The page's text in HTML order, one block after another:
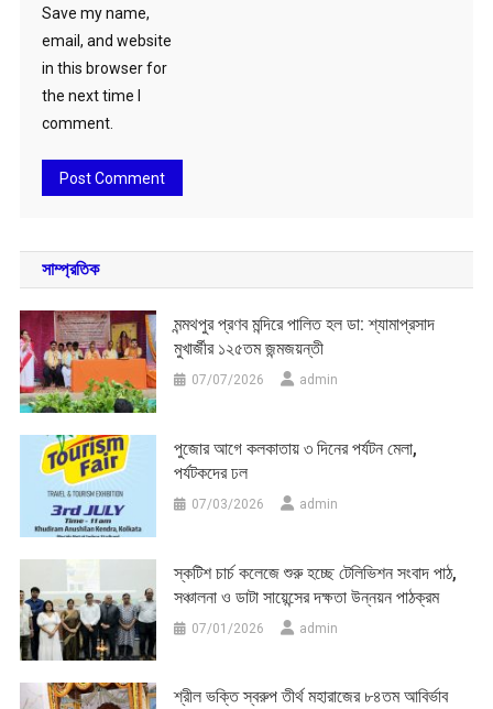
Save my name,
email, and website
in this browser for
the next time I
comment.
সাম্প্রতিক
মন্মথপুর প্রণব মন্দিরে পালিত হল ডা: শ্যামাপ্রসাদ
মুখার্জীর ১২৫তম জন্মজয়ন্তী
07/07/2026 admin
পুজোর আগে কলকাতায় ৩ দিনের পর্যটন মেলা,
পর্যটকদের ঢল
07/03/2026 admin
স্কটিশ চার্চ কলেজে শুরু হচ্ছে টেলিভিশন সংবাদ পাঠ,
সঞ্চালনা ও ডাটা সায়েন্সের দক্ষতা উন্নয়ন পাঠক্রম
07/01/2026 admin
শ্রীল ভক্তি স্বরুপ তীর্থ মহারাজের ৮৪তম আবির্ভাব